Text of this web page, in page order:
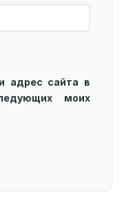
адрес сайта в
моих